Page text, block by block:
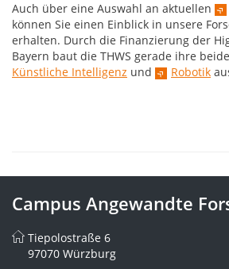
Auch über eine Auswahl an aktuellen
können Sie einen Einblick in unsere
erhalten. Durch die Finanzierung der
Bayern baut die THWS gerade ihre
Künstliche Intelligenz und Robotik
Campus Angewandte
Tiepolostraße 6
97070 Würzburg